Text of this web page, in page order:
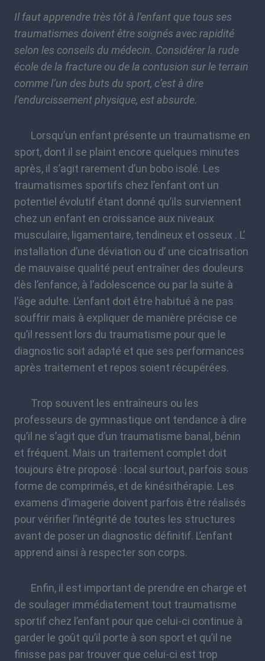
Il faut apprendre très tôt à l’enfant que tous ses
traumatismes doivent être soignés avec rapidité
selon les conseils du médecin. Considérer la rude
école de la fracture ou de la contusion sur le terrain
comme l’un des buts du sport, c’est à dire
l’endurcissement physique, est absurde.
Lorsqu’un enfant présente un traumatisme en
sport, dont il se plaint encore quelques minutes
après, il s’agit rarement d’un bobo isolé. Les
traumatismes sportifs chez l’enfant ont un
potentiel évolutif étant donné qu’ils surviennent
chez un enfant en croissance aux niveaux
musculaire, ligamentaire, tendineux et osseux . L’
installation d’une déviation ou d’ une cicatrisation
de mauvaise qualité peut entraîner des douleurs
dès l’enfance, à l’adolescence ou par la suite à
l’âge adulte. L’enfant doit être habitué à ne pas
souffrir mais à expliquer de manière précise ce
qu’il ressent lors du traumatisme pour que le
diagnostic soit adapté et que ses performances
après traitement et repos soient récupérées.
Trop souvent les entraîneurs ou les
professeurs de gymnastique ont tendance à dire
qu’il ne s’agit que d’un traumatisme banal, bénin
et fréquent. Mais un traitement complet doit
toujours être proposé : local surtout, parfois sous
forme de comprimés, et de kinésithérapie. Les
examens d’imagerie doivent parfois être réalisés
pour vérifier l’intégrité de toutes les structures
avant de poser un diagnostic définitif. L’enfant
apprend ainsi à respecter son corps.
Enfin, il est important de prendre en charge et
de soulager immédiatement tout traumatisme
sportif chez l’enfant pour que celui-ci continue à
garder le goût qu’il porte à son sport et qu’il ne
finisse pas par trouver que celui-ci est trop